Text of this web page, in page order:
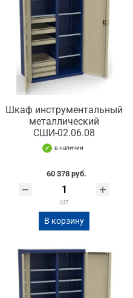
Шкаф инструментальный
металлический
СШИ-02.06.08
в наличии
60 378 руб.
шт
В корзину